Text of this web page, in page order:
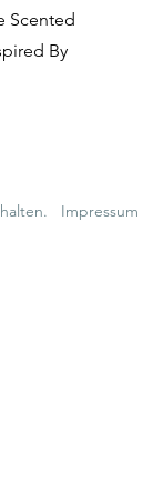
Scented
By
Impressum